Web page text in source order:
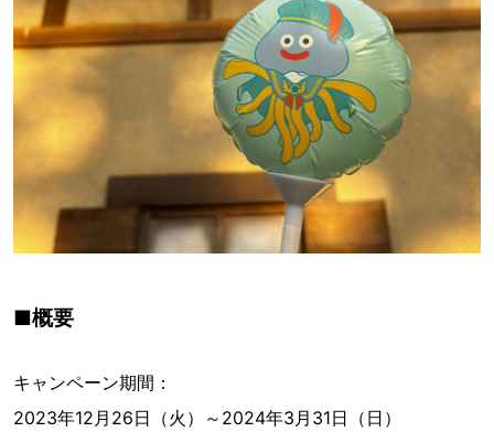
■概要
キャンペーン期間：
2023年12月26日（火）～2024年3月31日（日）